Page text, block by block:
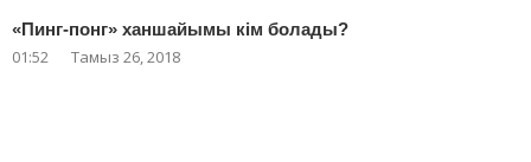
«Пинг-понг» ханшайымы кім болады?
01:52 Тамыз 26, 2018